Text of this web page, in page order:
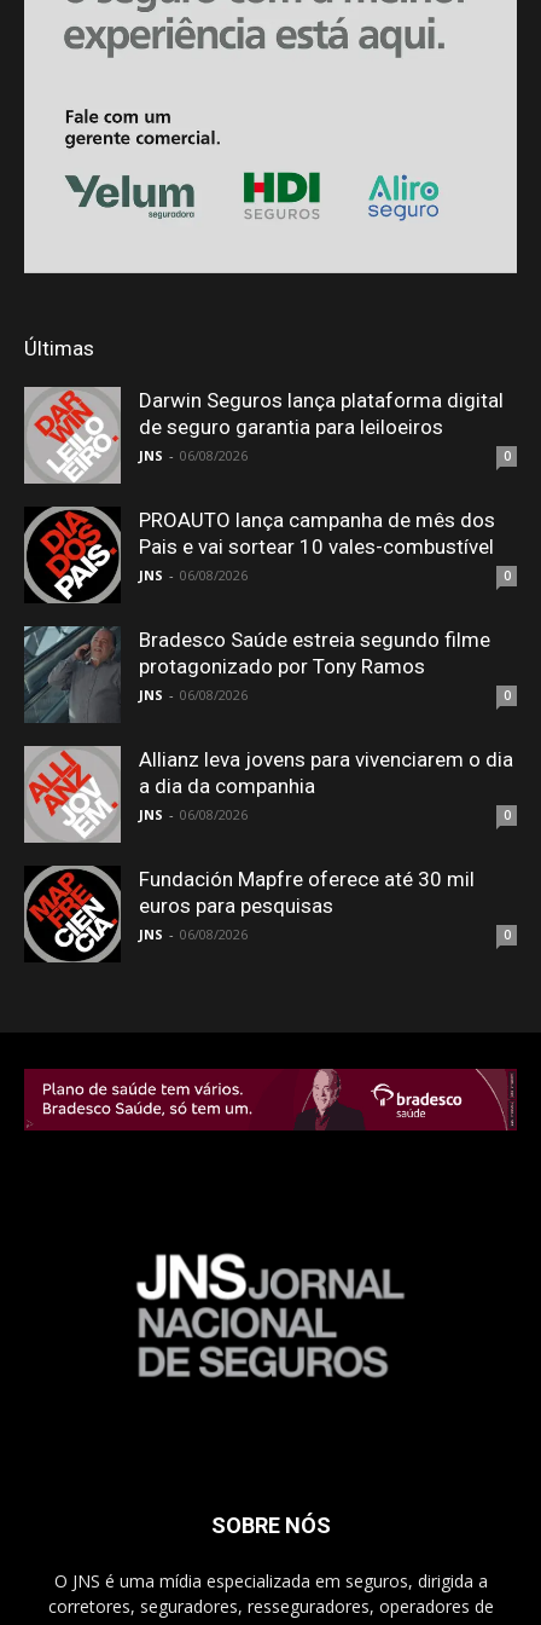
Últimas
Darwin Seguros lança plataforma digital
de seguro garantia para leiloeiros
JNS - 06/08/2026 0
PROAUTO lança campanha de mês dos
Pais e vai sortear 10 vales-combustível
JNS - 06/08/2026 0
Bradesco Saúde estreia segundo filme
protagonizado por Tony Ramos
JNS - 06/08/2026 0
Allianz leva jovens para vivenciarem o dia
a dia da companhia
JNS - 06/08/2026 0
Fundación Mapfre oferece até 30 mil
euros para pesquisas
JNS - 06/08/2026 0
SOBRE NÓS
O JNS é uma mídia especializada em seguros, dirigida a
corretores, seguradores, resseguradores, operadores de